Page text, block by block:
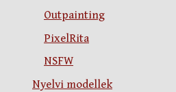
Outpainting
PixelRita
NSFW
Nyelvi modellek